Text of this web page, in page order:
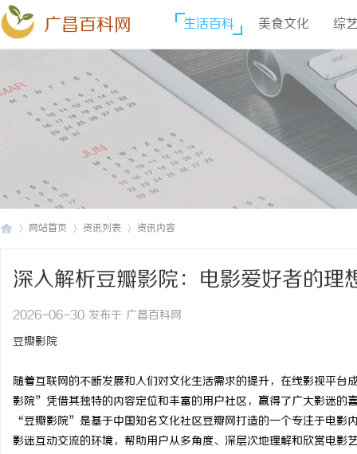
广昌百科网 生活百科 美食文化 综
网站首页 资讯列表 资讯内容
深入解析豆瓣影院：电影爱好者的理
2026-06-30 发布于 广昌百科网
豆瓣影院
随着互联网的不断发展和人们对文化生活需求的提升，在线影视平
影院”凭借其独特的内容定位和丰富的用户社区，赢得了广大影迷的
“豆瓣影院”是基于中国知名文化社区豆瓣网打造的一个专注于电影
影迷互动交流的环境，帮助用户从多角度、深层次地理解和欣赏电影